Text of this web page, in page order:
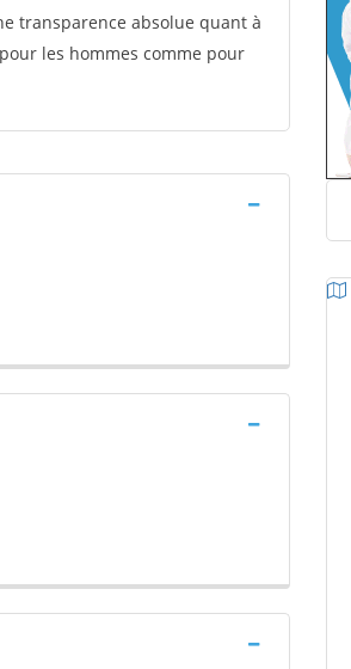
transparence absolue quant à
les hommes comme pour